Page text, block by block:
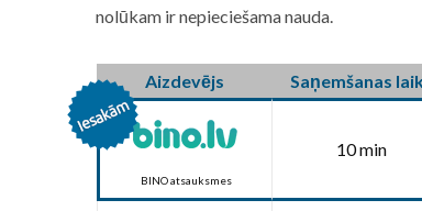
nolūkam ir nepieciešama nauda.
Aizdevējs Saņemšanas
BINO atsauksmes
10 min